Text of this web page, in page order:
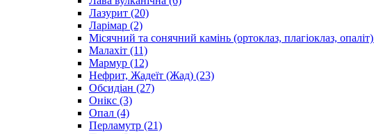
Лазурит (20)
Ларімар (2)
Місячний та сонячний камінь (ортоклаз, плагіоклаз, опаліт)
Малахіт (11)
Мармур (12)
Нефрит, Жадеїт (Жад) (23)
Обсидіан (27)
Онікс (3)
Опал (4)
Перламутр (21)